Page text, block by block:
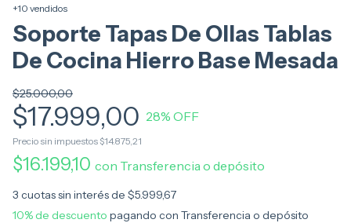
+10 vendidos
Soporte Tapas De Ollas Tablas
De Cocina Hierro Base Mesada
$25.000,00
$17.999,00 28% OFF
Precio sin impuestos $14.875,21
$16.199,10 con Transferencia o depósito
3 cuotas sin interés de $5.999,67
10% de descuento pagando con Transferencia o depósito